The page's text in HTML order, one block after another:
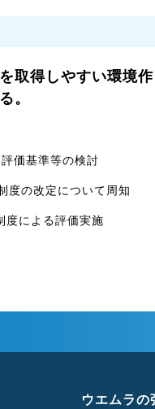
取得しやすい環境
。
価基準等の検討
度の改定について周知
度による評価実施
ウエムラの